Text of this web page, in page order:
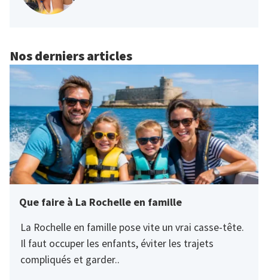
Nos derniers articles
Que faire à La Rochelle en famille
La Rochelle en famille pose vite un vrai casse-tête.
Il faut occuper les enfants, éviter les trajets
compliqués et garder..